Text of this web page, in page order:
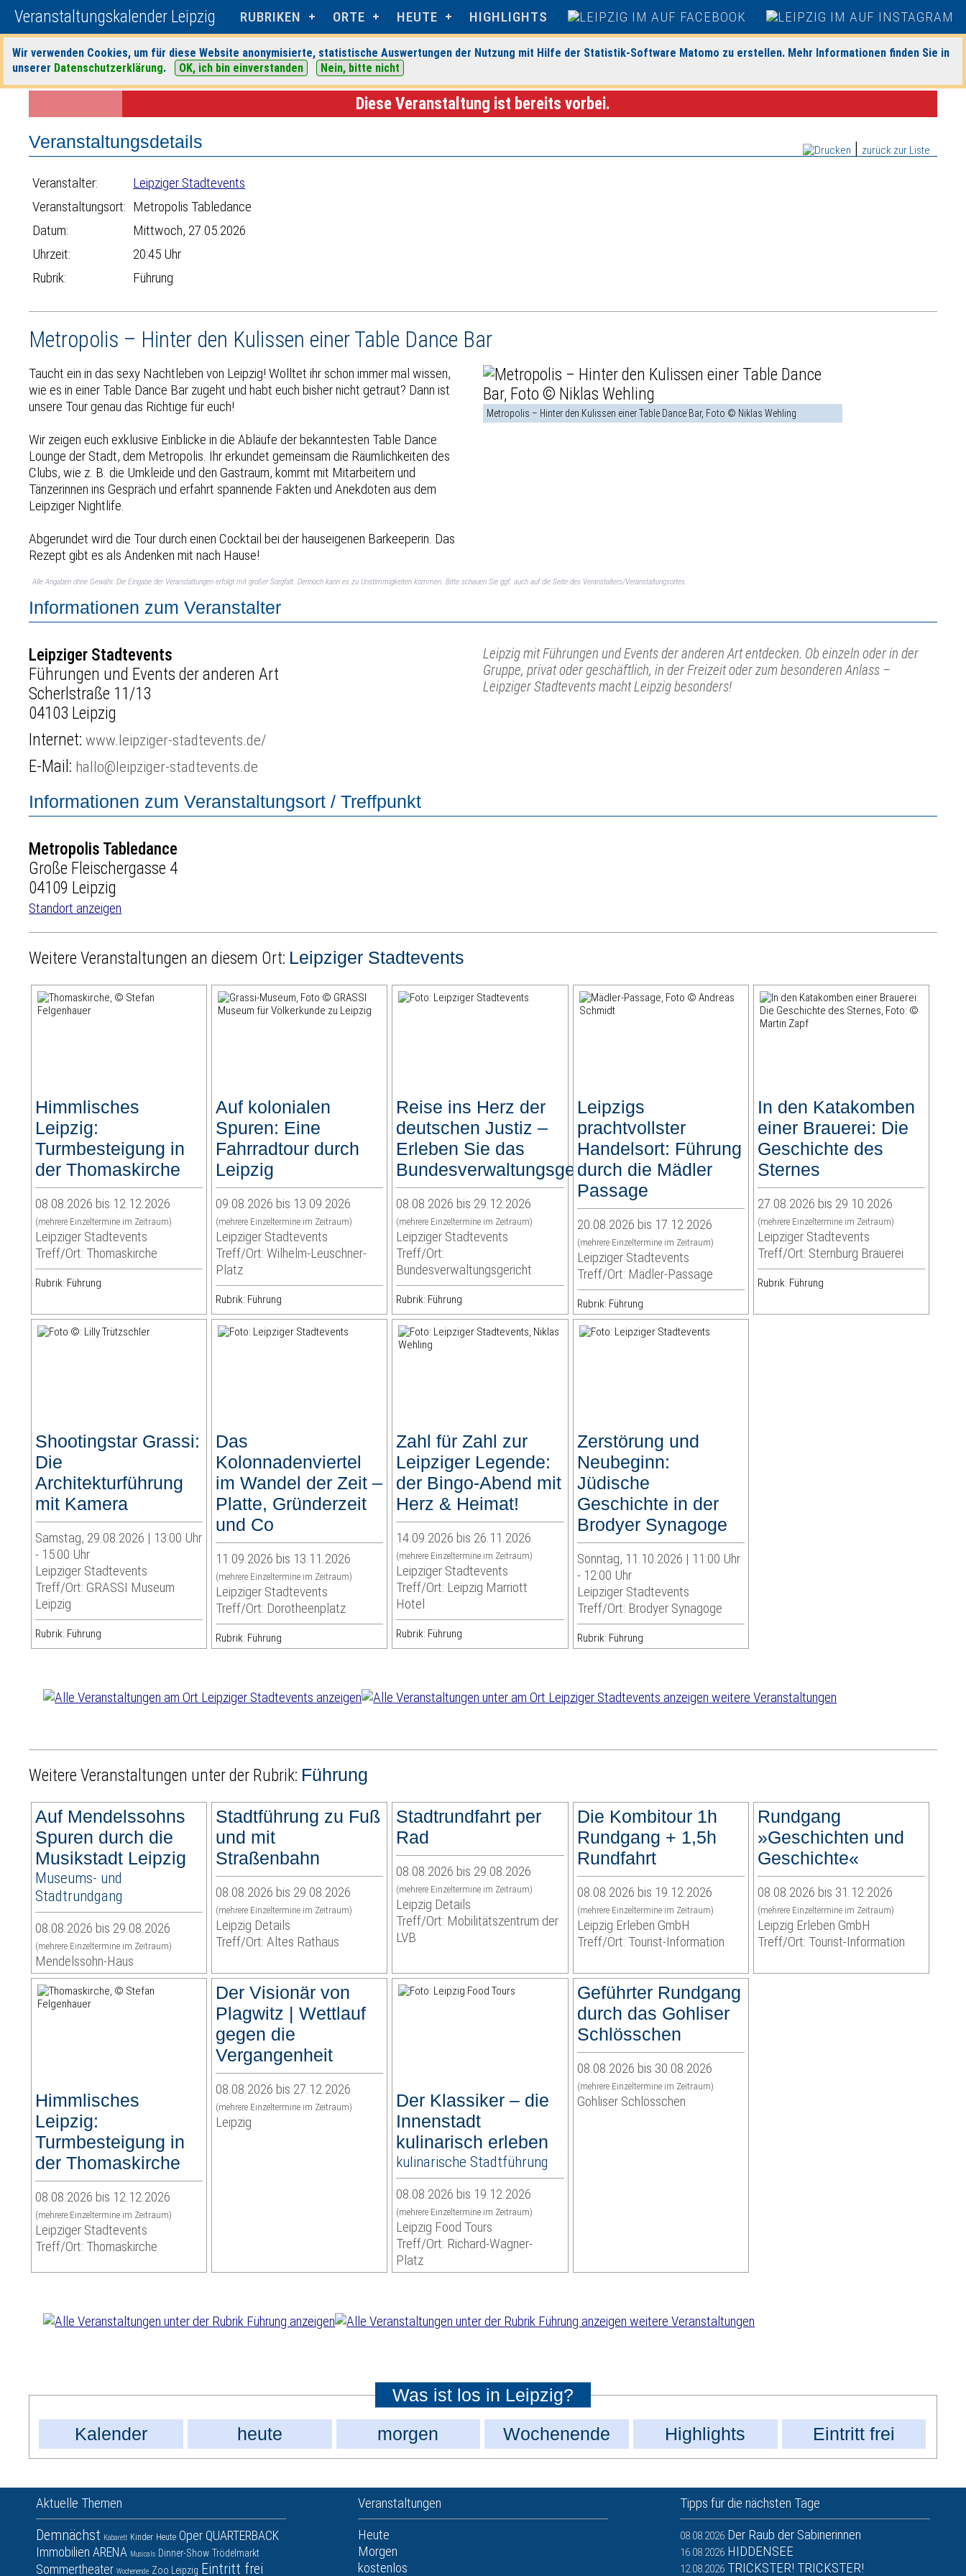
Veranstaltungskalender Leipzig RUBRIKEN ORTE HEUTE HIGHLIGHTS
Wir verwenden Cookies, um für diese Website anonymisierte, statistische Auswertungen der Nutzung mit Hilfe der Statistik-Software Matomo zu erstellen. Mehr Informationen finden Sie in
unserer Datenschutzerklärung. OK, ich bin einverstanden Nein, bitte nicht
Startseite>Veranstaltungen>Suche> Führung >Leipziger Stadtevents> Veranstaltungsdetails
Diese Veranstaltung ist bereits vorbei.
zurück zur Liste
Veranstaltungsdetails
Veranstalter:
Leipziger Stadtevents
Veranstaltungsort: Metropolis Tabledance
Datum:
Mittwoch, 27.05.2026
Uhrzeit:
20:45 Uhr
Rubrik:
Führung
Metropolis – Hinter den Kulissen einer Table Dance Bar
Taucht ein in das sexy Nachtleben von Leipzig! Wolltet ihr schon immer mal wissen,
wie es in einer Table Dance Bar zugeht und habt euch bisher nicht getraut? Dann ist
unsere Tour genau das Richtige für euch!
Wir zeigen euch exklusive Einblicke in die Abläufe der bekanntesten Table Dance
Lounge der Stadt, dem Metropolis. Ihr erkundet gemeinsam die Räumlichkeiten des
Clubs, wie z. B. die Umkleide und den Gastraum, kommt mit Mitarbeitern und
Tänzerinnen ins Gespräch und erfahrt spannende Fakten und Anekdoten aus dem
Leipziger Nightlife.
Abgerundet wird die Tour durch einen Cocktail bei der hauseigenen Barkeeperin. Das
Rezept gibt es als Andenken mit nach Hause!
Metropolis – Hinter den Kulissen einer Table Dance Bar, Foto © Niklas Wehling
Alle Angaben ohne Gewähr. Die Eingabe der Veranstaltungen erfolgt mit großer Sorgfalt. Dennoch kann es zu Unstimmigkeiten kommen. Bitte schauen Sie ggf. auch auf die Seite des Veranstalters/Veranstaltungsortes.
Informationen zum Veranstalter
Leipziger Stadtevents
Führungen und Events der anderen Art
Scherlstraße 11/13
04103 Leipzig
Internet:www.leipziger-stadtevents.de/
E-Mail: hallo@leipziger-stadtevents.de
Leipzig mit Führungen und Events der anderen Art entdecken. Ob einzeln oder in der
Gruppe, privat oder geschäftlich, in der Freizeit oder zum besonderen Anlass –
Leipziger Stadtevents macht Leipzig besonders!
Informationen zum Veranstaltungsort / Treffpunkt
Metropolis Tabledance
Große Fleischergasse 4
04109 Leipzig
Standort anzeigen
Weitere Veranstaltungen an diesem Ort: Leipziger Stadtevents
Himmlisches
Leipzig:
Turmbesteigung in
der Thomaskirche
08.08.2026 bis 12.12.2026
(mehrere Einzeltermine im Zeitraum)
Leipziger Stadtevents
Treff/Ort: Thomaskirche
Rubrik: Führung
Auf kolonialen
Spuren: Eine
Fahrradtour durch
Leipzig
09.08.2026 bis 13.09.2026
(mehrere Einzeltermine im Zeitraum)
Leipziger Stadtevents
Treff/Ort: Wilhelm-Leuschner-
Platz
Rubrik: Führung
Reise ins Herz der
deutschen Justiz –
Erleben Sie das
Bundesverwaltungsgericht
08.08.2026 bis 29.12.2026
(mehrere Einzeltermine im Zeitraum)
Leipziger Stadtevents
Treff/Ort:
Bundesverwaltungsgericht
Rubrik: Führung
Leipzigs
prachtvollster
Handelsort: Führung
durch die Mädler
Passage
20.08.2026 bis 17.12.2026
(mehrere Einzeltermine im Zeitraum)
Leipziger Stadtevents
Treff/Ort: Mädler-Passage
Rubrik: Führung
In den Katakomben
einer Brauerei: Die
Geschichte des
Sternes
27.08.2026 bis 29.10.2026
(mehrere Einzeltermine im Zeitraum)
Leipziger Stadtevents
Treff/Ort: Sternburg Brauerei
Rubrik: Führung
Shootingstar Grassi:
Die
Architekturführung
mit Kamera
Samstag, 29.08.2026 | 13:00 Uhr
- 15:00 Uhr
Leipziger Stadtevents
Treff/Ort: GRASSI Museum
Leipzig
Rubrik: Führung
Das
Kolonnadenviertel
im Wandel der Zeit –
Platte, Gründerzeit
und Co
11.09.2026 bis 13.11.2026
(mehrere Einzeltermine im Zeitraum)
Leipziger Stadtevents
Treff/Ort: Dorotheenplatz
Rubrik: Führung
Zahl für Zahl zur
Leipziger Legende:
der Bingo-Abend mit
Herz & Heimat!
14.09.2026 bis 26.11.2026
(mehrere Einzeltermine im Zeitraum)
Leipziger Stadtevents
Treff/Ort: Leipzig Marriott
Hotel
Rubrik: Führung
Zerstörung und
Neubeginn:
Jüdische
Geschichte in der
Brodyer Synagoge
Sonntag, 11.10.2026 | 11:00 Uhr
- 12:00 Uhr
Leipziger Stadtevents
Treff/Ort: Brodyer Synagoge
Rubrik: Führung
weitere Veranstaltungen
Weitere Veranstaltungen unter der Rubrik: Führung
Auf Mendelssohns
Spuren durch die
Musikstadt Leipzig
Museums- und
Stadtrundgang
08.08.2026 bis 29.08.2026
(mehrere Einzeltermine im Zeitraum)
Mendelssohn-Haus
Stadtführung zu Fuß
und mit
Straßenbahn
08.08.2026 bis 29.08.2026
(mehrere Einzeltermine im Zeitraum)
Leipzig Details
Treff/Ort: Altes Rathaus
Stadtrundfahrt per
Rad
08.08.2026 bis 29.08.2026
(mehrere Einzeltermine im Zeitraum)
Leipzig Details
Treff/Ort: Mobilitätszentrum der
LVB
Die Kombitour 1h
Rundgang + 1,5h
Rundfahrt
08.08.2026 bis 19.12.2026
(mehrere Einzeltermine im Zeitraum)
Leipzig Erleben GmbH
Treff/Ort: Tourist-Information
Rundgang
»Geschichten und
Geschichte«
08.08.2026 bis 31.12.2026
(mehrere Einzeltermine im Zeitraum)
Leipzig Erleben GmbH
Treff/Ort: Tourist-Information
Himmlisches
Leipzig:
Turmbesteigung in
der Thomaskirche
08.08.2026 bis 12.12.2026
(mehrere Einzeltermine im Zeitraum)
Leipziger Stadtevents
Treff/Ort: Thomaskirche
Der Visionär von
Plagwitz | Wettlauf
gegen die
Vergangenheit
08.08.2026 bis 27.12.2026
(mehrere Einzeltermine im Zeitraum)
Leipzig
Der Klassiker – die
Innenstadt
kulinarisch erleben
kulinarische Stadtführung
08.08.2026 bis 19.12.2026
(mehrere Einzeltermine im Zeitraum)
Leipzig Food Tours
Treff/Ort: Richard-Wagner-
Platz
Geführter Rundgang
durch das Gohliser
Schlösschen
08.08.2026 bis 30.08.2026
(mehrere Einzeltermine im Zeitraum)
Gohliser Schlösschen
weitere Veranstaltungen
Was ist los in Leipzig?
Kalender
heute morgen Wochenende Highlights Eintritt frei
Aktuelle Themen
Demnächst Kabarett Kinder Heute Oper QUARTERBACK
Immobilien ARENA Musicals Dinner-Show Trödelmarkt
Sommertheater Wochenende Zoo Leipzig Eintritt frei
Veranstaltungen
Heute
Morgen
kostenlos
Tipps für die nächsten Tage
08.08.2026 Der Raub der Sabinerinnen
16.08.2026 HIDDENSEE
12.08.2026 TRICKSTER! TRICKSTER!